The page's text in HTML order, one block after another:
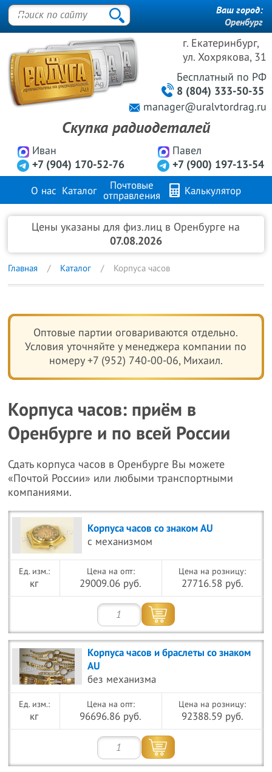
г. Екатеринбург,
ул. Хохрякова, 31
Иван
+7 (904) 170-52-76
Павел
+7 (900) 197-13-54
Бесплатный по РФ
8 (804) 333-50-35
manager@uralvtordrag.ru
Скупка радиодеталей
Ваш город:
Оренбург
О нас Каталог
Почтовые
отправления
Калькулятор
Продажа металлов Контакты
Цены указаны для физ.лиц в Оренбурге на
07.08.2026
Главная Каталог Корпуса часов
Оптовые партии оговариваются отдельно.
Условия уточняйте у менеджера компании по
номеру +7 (952) 740-00-06, Михаил.
Корпуса часов: приём в
Оренбурге и по всей России
Сдать корпуса часов в Оренбурге Вы можете
«Почтой России» или любыми транспортными
компаниями.
Корпуса часов со знаком AU
c механизмом
кг
Цена на опт:
29009.06 руб.
Цена на розницу:
27716.58 руб.
Корпуса часов и браслеты со знаком
AU
без механизма
кг
Цена на опт:
96696.86 руб.
Цена на розницу:
92388.59 руб.